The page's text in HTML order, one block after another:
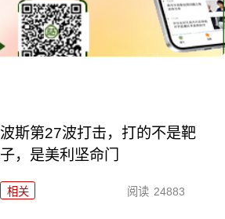
波斯第27波打击，打的不是靶
子，是美利坚命门
相关 阅读 24883